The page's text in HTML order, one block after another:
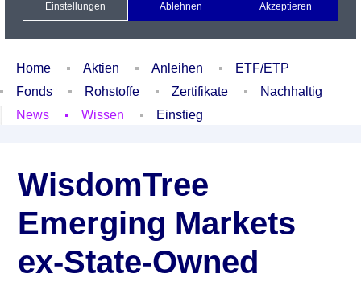
Xetra Realtime
Watchlist Portfolio Login
Home Aktien Anleihen
ETF/ETP
Fonds
Rohstoffe Zertifikate
Nachhaltig
News
Wissen Einstieg
WisdomTree
Emerging Markets
ex-State-Owned
Einstellungen Ablehnen Akzeptieren